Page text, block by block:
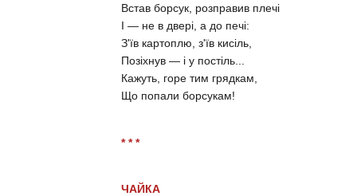
Встав борсук, розправив плечі
І — не в двері, а до печі:
З'їв картоплю, з'їв кисіль,
Позіхнув — і у постіль...
Кажуть, горе тим грядкам,
Що попали борсукам!
* * *
ЧАЙКА